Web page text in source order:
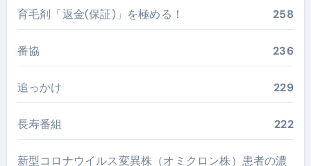
育毛剤「返金(保証)」を極める！ 258
番協 236
追っかけ 229
長寿番組 222
新型コロナウイルス変異株（オミクロン株）患者の濃